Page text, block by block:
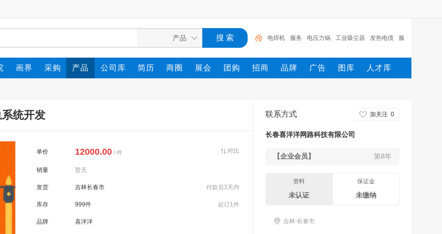
电焊机 服务 电压力锅 工业吸尘器 发热电缆 服
装 服装打包机 服务/ 工具 家用电器
画界 采购 产品 公司库 简历 商圈 展会 团购 招商 品牌 广告 图库 人才库
统开发
单价 12000.00 / 件 对比
销量 暂无
发货 吉林长春市 付款后3天内
库存 999件 起订1件
品牌 喜洋洋
联系方式 加关注 0
长春喜洋洋网路科技有限公司
【企业会员】 第8年
资料
未认证
保证金
未缴纳
吉林-长春市